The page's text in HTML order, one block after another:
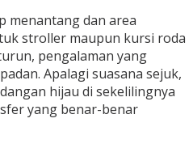
menantang dan area
stroller maupun kursi roda
pengalaman yang
Apalagi suasana sejuk,
hijau di sekelilingnya
yang benar-benar